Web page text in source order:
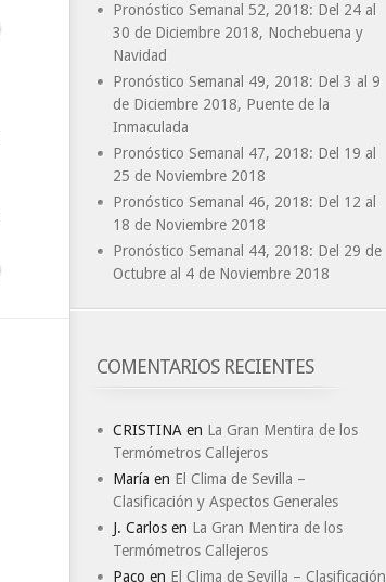
Pronóstico Semanal 52, 2018: Del 24 al
30 de Diciembre 2018, Nochebuena y
Navidad
Pronóstico Semanal 49, 2018: Del 3 al 9
de Diciembre 2018, Puente de la
Inmaculada
Pronóstico Semanal 47, 2018: Del 19 al
25 de Noviembre 2018
Pronóstico Semanal 46, 2018: Del 12 al
18 de Noviembre 2018
Pronóstico Semanal 44, 2018: Del 29 de
Octubre al 4 de Noviembre 2018
COMENTARIOS RECIENTES
CRISTINA en La Gran Mentira de los
Termómetros Callejeros
María en El Clima de Sevilla –
Clasificación y Aspectos Generales
J. Carlos en La Gran Mentira de los
Termómetros Callejeros
Paco en El Clima de Sevilla – Clasificación